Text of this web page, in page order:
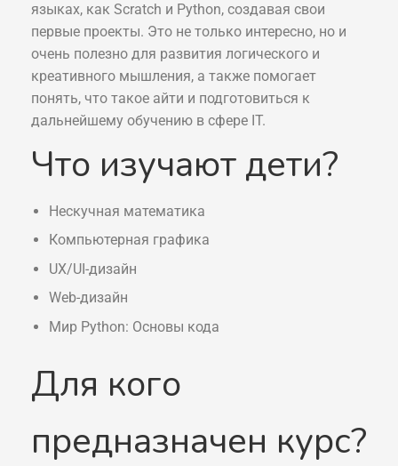
языках, как Scratch и Python, создавая свои
первые проекты. Это не только интересно, но и
очень полезно для развития логического и
креативного мышления, а также помогает
понять, что такое айти и подготовиться к
дальнейшему обучению в сфере IT.
Что изучают дети?
Нескучная математика
Компьютерная графика
UX/UI-дизайн
Web-дизайн
Мир Python: Основы кода
Для кого
предназначен курс?